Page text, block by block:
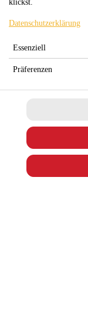
groß, Ala Turka
klickst.
Datenschutzerklärung
Essenziell
Präferenzen